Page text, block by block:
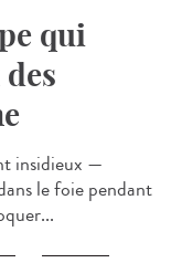
qui
insidieux —
le foie pendant